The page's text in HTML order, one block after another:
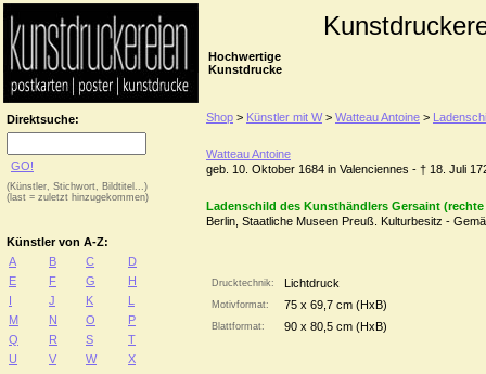
Hochwertige
Kunstdrucke
Direktsuche:
GO!
(Künstler, Stichwort, Bildtitel...)
(last = zuletzt hinzugekommen)
Künstler von A-Z:
A
B C
D
E
F G
H
I
J K
L
M
N O
P
Q
R S
T
U
V W
X
Shop > Künstler mit W> Watteau Antoine >
Watteau Antoine
geb. 10. Oktober 1684 in Valenciennes - † 18. Juli
Ladenschild des Kunsthändlers Gersaint (rechte
Berlin, Staatliche Museen Preuß. Kulturbesitz -
Drucktechnik: Lichtdruck
Motivformat: 75 x 69,7 cm (HxB)
Blattformat: 90 x 80,5 cm (HxB)